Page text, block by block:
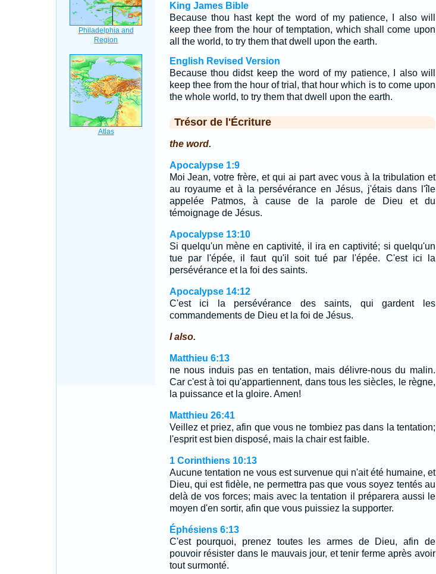
King James Bible
Because thou hast kept the word of my patience, I also will
keep thee from the hour of temptation, which shall come upon
all the world, to try them that dwell upon the earth.
English Revised Version
Because thou didst keep the word of my patience, I also will
keep thee from the hour of trial, that hour which is to come upon
the whole world, to try them that dwell upon the earth.
Trésor de l'Écriture
the word.
Apocalypse 1:9
Moi Jean, votre frère, et qui ai part avec vous à la tribulation et
au royaume et à la persévérance en Jésus, j'étais dans l'île
appelée Patmos, à cause de la parole de Dieu et du
témoignage de Jésus.
Apocalypse 13:10
Si quelqu'un mène en captivité, il ira en captivité; si quelqu'un
tue par l'épée, il faut qu'il soit tué par l'épée. C'est ici la
persévérance et la foi des saints.
Apocalypse 14:12
C'est ici la persévérance des saints, qui gardent les
commandements de Dieu et la foi de Jésus.
I also.
Matthieu 6:13
ne nous induis pas en tentation, mais délivre-nous du malin.
Car c'est à toi qu'appartiennent, dans tous les siècles, le règne,
la puissance et la gloire. Amen!
Matthieu 26:41
Veillez et priez, afin que vous ne tombiez pas dans la tentation;
l'esprit est bien disposé, mais la chair est faible.
1 Corinthiens 10:13
Aucune tentation ne vous est survenue qui n'ait été humaine, et
Dieu, qui est fidèle, ne permettra pas que vous soyez tentés au
delà de vos forces; mais avec la tentation il préparera aussi le
moyen d'en sortir, afin que vous puissiez la supporter.
Éphésiens 6:13
C'est pourquoi, prenez toutes les armes de Dieu, afin de
pouvoir résister dans le mauvais jour, et tenir ferme après avoir
tout surmonté.